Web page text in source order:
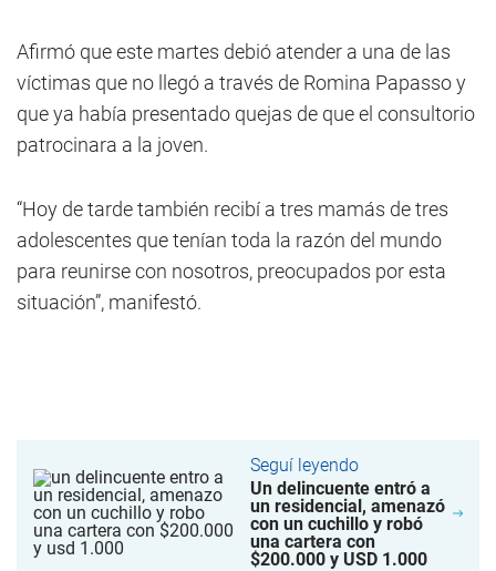
Afirmó que este martes debió atender a una de las
víctimas que no llegó a través de Romina Papasso y
que ya había presentado quejas de que el consultorio
patrocinara a la joven.
“Hoy de tarde también recibí a tres mamás de tres
adolescentes que tenían toda la razón del mundo
para reunirse con nosotros, preocupados por esta
situación”, manifestó.
Seguí leyendo
Un delincuente entró a
un residencial, amenazó
con un cuchillo y robó
una cartera con
$200.000 y USD 1.000